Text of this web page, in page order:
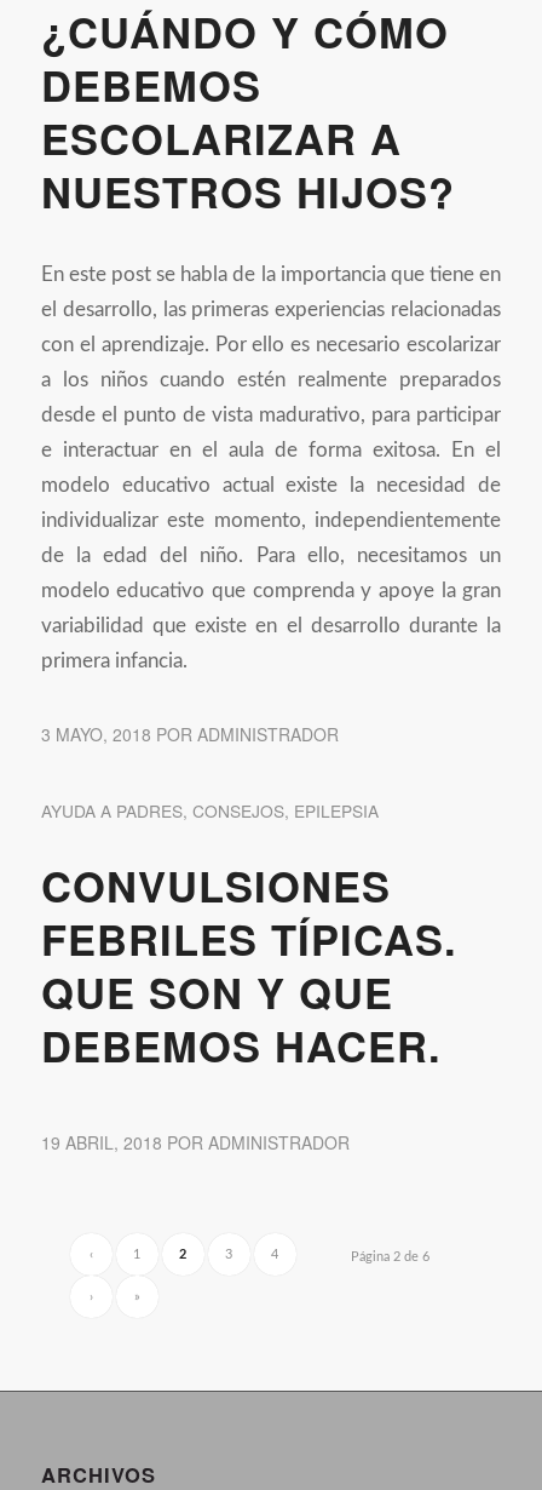
¿CUÁNDO Y CÓMO
DEBEMOS
ESCOLARIZAR A
NUESTROS HIJOS?
En este post se habla de la importancia que tiene en
el desarrollo, las primeras experiencias relacionadas
con el aprendizaje. Por ello es necesario escolarizar
a los niños cuando estén realmente preparados
desde el punto de vista madurativo, para participar
e interactuar en el aula de forma exitosa. En el
modelo educativo actual existe la necesidad de
individualizar este momento, independientemente
de la edad del niño. Para ello, necesitamos un
modelo educativo que comprenda y apoye la gran
variabilidad que existe en el desarrollo durante la
primera infancia.
3 MAYO, 2018 POR ADMINISTRADOR
AYUDA A PADRES, CONSEJOS, EPILEPSIA
CONVULSIONES
FEBRILES TÍPICAS.
QUE SON Y QUE
DEBEMOS HACER.
19 ABRIL, 2018 POR ADMINISTRADOR
Página 2 de 6
‹ 1 2 3 4
› »
ARCHIVOS